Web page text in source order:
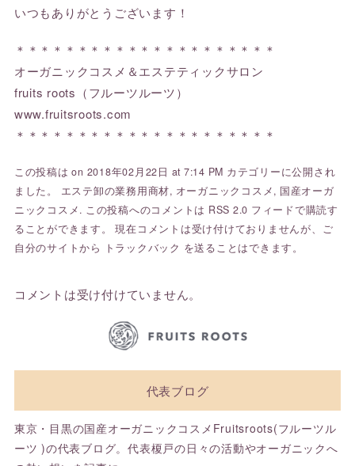
いつもありがとうございます！
＊＊＊＊＊＊＊＊＊＊＊＊＊＊＊＊＊＊＊＊＊
オーガニックコスメ＆エステティックサロン
fruits roots（フルーツルーツ）
www.fruitsroots.com
＊＊＊＊＊＊＊＊＊＊＊＊＊＊＊＊＊＊＊＊＊
この投稿は on 2018年02月22日 at 7:14 PM カテゴリーに公開され
ました。 エステ卸の業務用商材, オーガニックコスメ, 国産オーガ
ニックコスメ. この投稿へのコメントは RSS 2.0 フィードで購読す
ることができます。 現在コメントは受け付けておりませんが、ご
自分のサイトから
トラックバック を送ることはできます。
コメントは受け付けていません。
代表ブログ
東京・目黒の国産オーガニックコスメFruitsroots(フルーツル
ーツ )の代表ブログ。代表榎戸の日々の活動やオーガニックへ